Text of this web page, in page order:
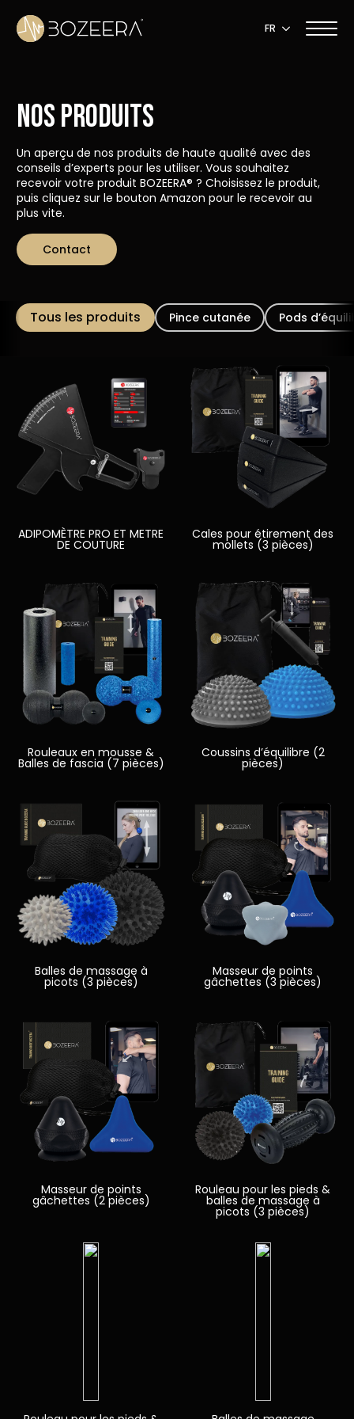
FR
Nos produits
Un aperçu de nos produits de haute qualité avec des
conseils d’experts pour les utiliser. Vous souhaitez
recevoir votre produit BOZEERA® ? Choisissez le produit,
puis cliquez sur le bouton Amazon pour le recevoir au
plus vite.
Contact
Pince cutanée Pods
ADIPOMÈTRE PRO ET METRE
DE COUTURE
Cales pour étirement des
mollets (3 pièces)
Rouleaux en mousse &
Balles de fascia (7 pièces)
Coussins d’équilibre (2
pièces)
Balles de massage à
picots (3 pièces)
Masseur de points
gâchettes (3 pièces)
Masseur de points
gâchettes (2 pièces)
Rouleau pour les pieds &
balles de massage à
picots (3 pièces)